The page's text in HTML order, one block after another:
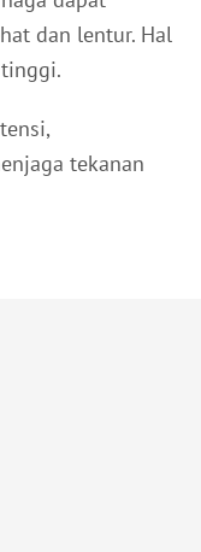
dan lentur. Hal
tekanan